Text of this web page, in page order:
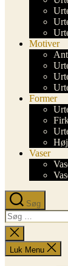
Motiver
Former
Vaser
Søg
Søg
efter:
Luk
søgning
Luk Menu